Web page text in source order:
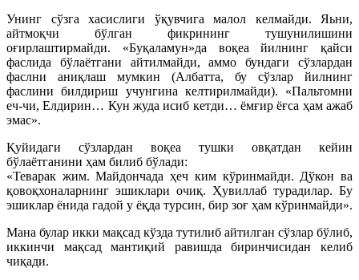
Унинг сўзга хасислиги ўқувчига малол келмайди. Яьни,
айтмоқчи бўлган фикрининг тушунилишини
оғирлаштирмайди. «Буқаламун»да воқеа йилнинг қайси
фаслида бўлаётгани айтилмайди, аммо бундаги сўзлардан
фаслни аниқлаш мумкин (Албатта, бу сўзлар йилнинг
фаслини билдириш учунгина келтирилмайди). «Пальтомни
еч-чи, Елдирин… Кун жуда исиб кетди… ёмғир ёғса ҳам ажаб
эмас».
Қуйидаги сўзлардан воқеа тушки овқатдан кейин
бўлаётганини ҳам билиб бўлади:
«Теварак жим. Майдончада ҳеч ким кўринмайди. Дўкон ва
қовоқхоналарнинг эшиклари очиқ. Ҳувиллаб турадилар. Бу
эшиклар ёнида гадой у ёқда турсин, бир зоғ ҳам кўринмайди».
Мана булар икки мақсад кўзда тутилиб айтилган сўзлар бўлиб,
иккинчи мақсад мантиқий равишда биринчисидан келиб
чиқади.